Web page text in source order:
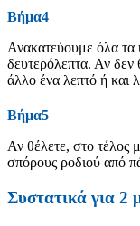
Βήμα4
Ανακατεύουμε όλα τα
δευτερόλεπτα. Αν δεν
άλλο ένα λεπτό ή και
Βήμα5
Αν θέλετε, στο τέλος
σπόρους ροδιού από
Συστατικά για 2